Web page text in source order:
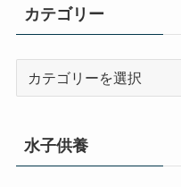
カテゴリー
水子供養